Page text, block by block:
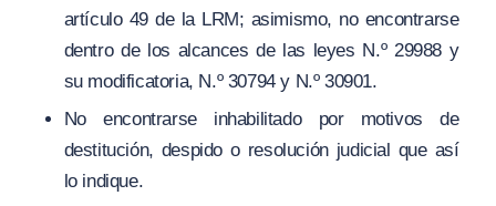
artículo 49 de la LRM; asimismo, no encontrarse
dentro de los alcances de las leyes N.º 29988 y
su modificatoria, N.º 30794 y N.º 30901.
No encontrarse inhabilitado por motivos de
destitución, despido o resolución judicial que así
lo indique.